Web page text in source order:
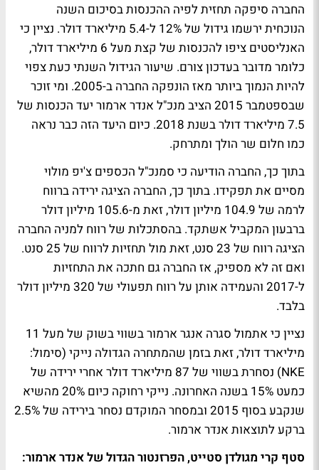
החברה סיפקה תחזית לפיה ההכנסות בסיכום השנה
הנוכחית ירשמו גידול של 12% ל-5.4 מיליארד דולר. נציין כי
האנליסטים ציפו להכנסות של קצת מעל 6 מיליארד דולר,
כלומר מדובר בעדכון צורם. שיעור הגידול השנתי כעת צפוי
להיות הנמוך ביותר מאז הונפקה החברה ב-2005. ומי זוכר
שבספטמבר 2015 הציב מנכ"ל אנדר ארמור יעד הכנסות של
7.5 מיליארד דולר בשנת 2018. כיום היעד הזה כבר נראה
כמו חלום שר הולך ומתרחק.
בתוך כך, החברה הודיעה כי סמנכ"ל הכספים צ'יפ מולוי
מסיים את תפקידו. בתוך כך, החברה הציגה ירידה ברווח
לרמה של 104.9 מיליון דולר, זאת מ-105.6 מיליון דולר
ברבעון המקביל אשתקד. בהסתכלות של רווח למניה החברה
הציגה רווח של 23 סנט, זאת מול תחזיות לרווח של 25 סנט.
ואם זה לא מספיק, אז החברה גם חתכה את התחזיות
ל-2017 והעמידה אותן על רווח תפעולי של 320 מיליון דולר
בלבד.
נציין כי אתמול סגרה אנגר ארמור בשווי בשוק של מעל 11
מיליארד דולר, זאת בזמן שהמתחרה הגדולה נייקי (סימול:
NKE) נסחרת בשווי של 87 מיליארד דולר אחרי ירידה של
כמעט 15% בשנה האחרונה. נייקי רחוקה כיום 20% מהשיא
שנקבע בסוף 2015 ובמסחר המוקדם נסחר בירידה של 2.5%
ברקע לתוצאות אנדר ארמור.
סטף קרי מגולדן סטייט, הפרזנטור הגדול של אנדר ארמור: